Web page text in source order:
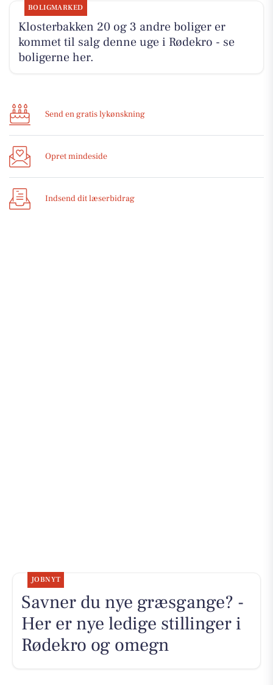
BOLIGMARKED
Klosterbakken 20 og 3 andre boliger er
kommet til salg denne uge i Rødekro - se
boligerne her.
Send en gratis lykønskning
Opret mindeside
Indsend dit læserbidrag
JOBNYT
Savner du nye græsgange? -
Her er nye ledige stillinger i
Rødekro og omegn